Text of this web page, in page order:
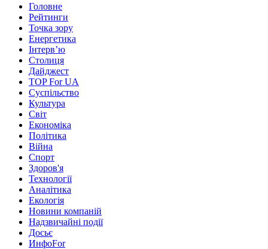
Головне
Рейтинги
Точка зору
Енергетика
Інтерв’ю
Столиця
Дайджест
TOP For UA
Суспiльство
Культура
Світ
Економіка
Політика
Війна
Спорт
Здоров'я
Технології
Аналітика
Екологія
Новини компаній
Надзвичайні події
Досьє
ИнфоFor